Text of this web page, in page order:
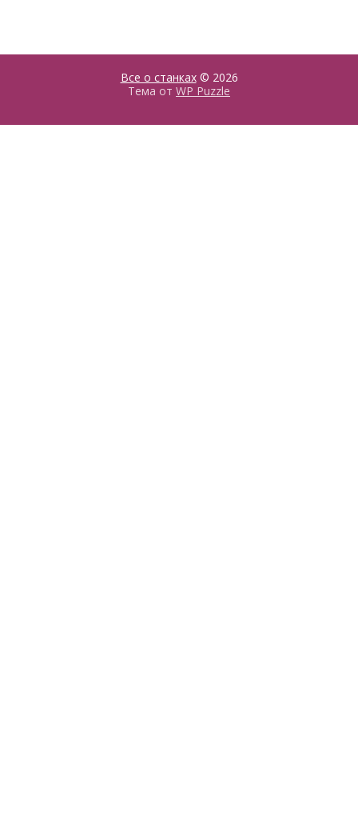
Все о станках© 2026
Тема от WP Puzzle